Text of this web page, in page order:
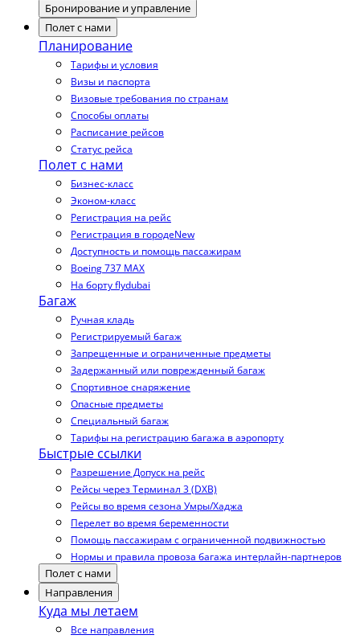
Бронирование и управление
Полет с нами
Планирование
Тарифы и условия
Визы и паспорта
Визовые требования по странам
Способы оплаты
Расписание рейсов
Статус рейса
Полет с нами
Бизнес-класс
Эконом-класс
Регистрация на рейс
Регистрация в городеNew
Доступность и помощь пассажирам
Boeing 737 MAX
На борту flydubai
Багаж
Ручная кладь
Регистрируемый багаж
Запрещенные и ограниченные предметы
Задержанный или поврежденный багаж
Спортивное снаряжение
Опасные предметы
Специальный багаж
Тарифы на регистрацию багажа в аэропорту
Быстрые ссылки
Разрешение Допуск на рейс
Рейсы через Терминал 3 (DXB)
Рейсы во время сезона Умры/Хаджа
Перелет во время беременности
Помощь пассажирам с ограниченной подвижностью
Нормы и правила провоза багажа интерлайн-партнеров
Полет с нами
Направления
Куда мы летаем
Все направления